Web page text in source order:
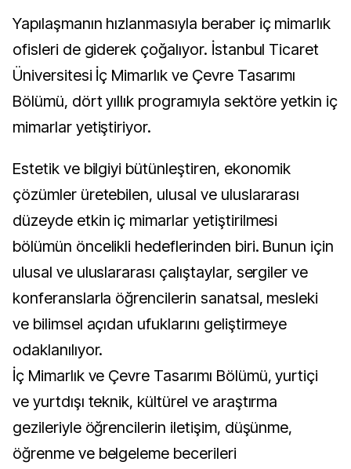
Yapılaşmanın hızlanmasıyla beraber iç mimarlık
ofisleri de giderek çoğalıyor. İstanbul Ticaret
Üniversitesi İç Mimarlık ve Çevre Tasarımı
Bölümü, dört yıllık programıyla sektöre yetkin iç
mimarlar yetiştiriyor.
Estetik ve bilgiyi bütünleştiren, ekonomik
çözümler üretebilen, ulusal ve uluslararası
düzeyde etkin iç mimarlar yetiştirilmesi
bölümün öncelikli hedeflerinden biri. Bunun için
ulusal ve uluslararası çalıştaylar, sergiler ve
konferanslarla öğrencilerin sanatsal, mesleki
ve bilimsel açıdan ufuklarını geliştirmeye
odaklanılıyor.
İç Mimarlık ve Çevre Tasarımı Bölümü, yurtiçi
ve yurtdışı teknik, kültürel ve araştırma
gezileriyle öğrencilerin iletişim, düşünme,
öğrenme ve belgeleme becerileri